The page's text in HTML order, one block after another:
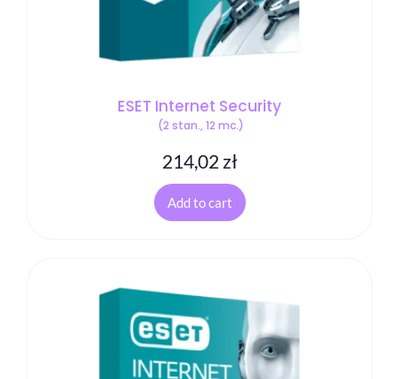
ESET Internet Security
(2 stan., 12 mc.)
214,02 zł
Add to cart